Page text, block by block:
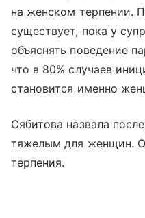
на женском терпении.
существует, пока у
объяснять поведение
что в 80% случаев
становится именно
Сябитова назвала
тяжелым для женщин.
терпения.